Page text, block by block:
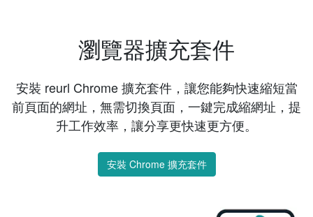
瀏覽器擴充套件
安裝 reurl Chrome 擴充套件，讓您能夠快速縮短當
前頁面的網址，無需切換頁面，一鍵完成縮網址，提
升工作效率，讓分享更快速更方便。
安裝 Chrome 擴充套件